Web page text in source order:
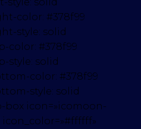
color: #378f99
style: solid
color: #378f99
style: solid
color: #378f99
style: solid
icon=»icomoon-
icon_color=»#ffffff»